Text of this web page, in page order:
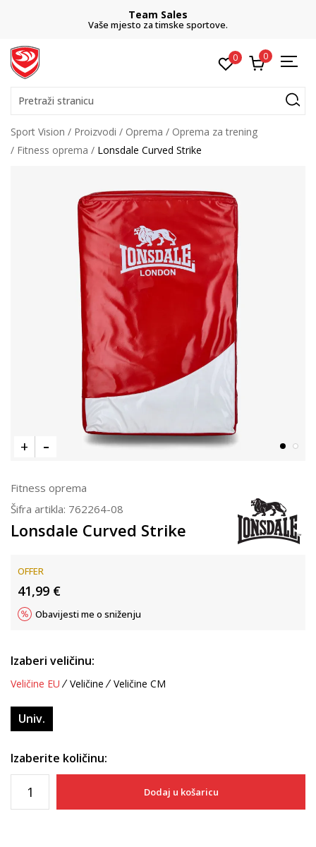
Team Sales
Vaše mjesto za timske sportove.
0 0
Pretraži stranicu
Sport Vision Proizvodi Oprema
Oprema za trening
Fitness oprema
Lonsdale Curved Strike
Fitness oprema
Šifra artikla: 762264-08
Lonsdale Curved Strike
OFFER
41,99 €
Obavijesti me o sniženju
Izaberi veličinu:
Veličine EU Veličine Veličine CM
Univ.
Izaberite količinu:
Dodaj u košaricu